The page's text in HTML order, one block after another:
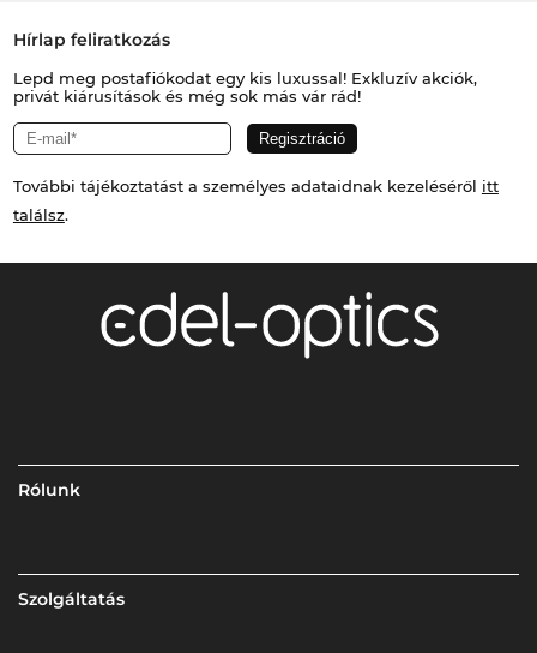
Hírlap feliratkozás
Lepd meg postafiókodat egy kis luxussal! Exkluzív akciók,
privát kiárusítások és még sok más vár rád!
További tájékoztatást a személyes adataidnak kezeléséről itt
találsz.
Rólunk
Szolgáltatás